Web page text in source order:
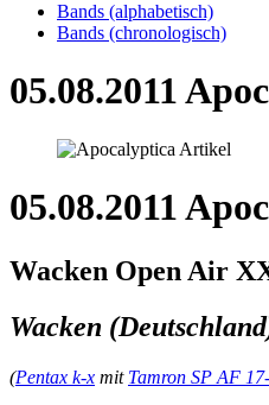
Bands (alphabetisch)
Bands (chronologisch)
05.08.2011
05.08.2011
Wacken Open Air
Wacken
(Pentax k-x mit Tamron SP AF